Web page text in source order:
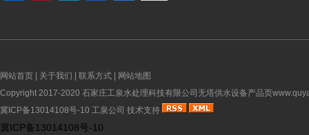
网站首页 关于我们 联系方式
网站地图
Copyright 2017-2020 石家庄工泉水处理科技有限公司无塔供水设备产品页
冀ICP备13014108号-10 工泉公司 技术支持
冀ICP备13014108号-10